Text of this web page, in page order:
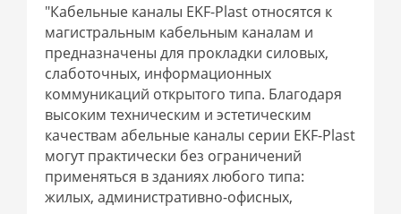
"Кабельные каналы EKF-Plast относятся к
магистральным кабельным каналам и
предназначены для прокладки силовых,
слаботочных, информационных
коммуникаций открытого типа. Благодаря
высоким техническим и эстетическим
качествам абельные каналы серии EKF-Plast
могут практически без ограничений
применяться в зданиях любого типа:
жилых, административно-офисных,